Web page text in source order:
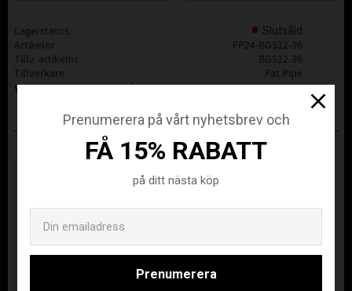
Lagerstatus Slutsåld
Artikelnr
FP24-BGS12-36
Tillv. artikelnr
BGS12-36
Tillverkare
Fat Pipe
Visa alla produkter från Fat Pipe
ANDRA KÖPTE ÄVEN
Prenumerera på vårt nyhetsbrev och
FÅ 15% RABATT
på ditt nästa köp
Prenumerera